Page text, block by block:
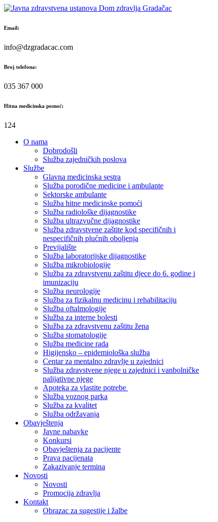
Skip
content
Email:
info@dzgradacac.com
Broj telefona:
035 367 000
Hitna medicinska pomoć:
124
O nama
Dobrodošli
Služba zajedničkih poslova
Službe
Glavna medicinska sestra
Služba porodične medicine i ambulante
Sektorske ambulante
Služba hitne medicinske pomoći
Služba radiološke dijagnostike
Služba ultrazvučne dijagnostike
Služba zdravstvene zaštite kod specifičnih i
nespecifičnih plućnih oboljenja
Previjalište
Služba laboratorijske dijagnostike
Služba mikrobiologije
Služba za zdravstvenu zaštitu djece do 6. godine i
imunizaciju
Služba neurologije
Služba za fizikalnu medicinu i rehabilitaciju
Služba oftalmologije
Služba za interne bolesti
Služba za zdravstvenu zaštitu žena
Služba stomatologije
Služba medicine rada
Higijensko – epidemiološka služba
Centar za mentalno zdravlje u zajednici
Služba zdravstvene njege u zajednici i vanbolničke
palijativne njege
Apoteka za vlastite potrebe
Služba voznog parka
Služba za kvalitet
Služba održavanja
Obavještenja
Javne nabavke
Konkursi
Obavještenja za pacijente
Prava pacijenata
Zakazivanje termina
Novosti
Novosti
Promocija zdravlja
Kontakt
Obrazac za sugestije i žalbe